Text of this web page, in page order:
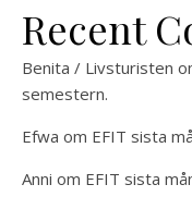
Recent
Benita / Livsturisten
semestern.
Efwa om EFIT sista
Anni om EFIT sista